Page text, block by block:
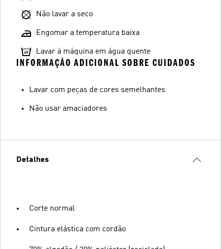
Não lavar a seco
Engomar a temperatura baixa
Lavar à máquina em água quente
INFORMAÇÃO ADICIONAL SOBRE CUIDADOS
Lavar com peças de cores semelhantes
Não usar amaciadores
Detalhes
Corte normal
Cintura elástica com cordão